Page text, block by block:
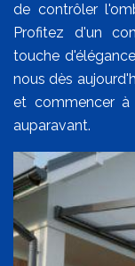
de contrôler
Profitez d'un
touche
nous dès
et commencer
auparavant.